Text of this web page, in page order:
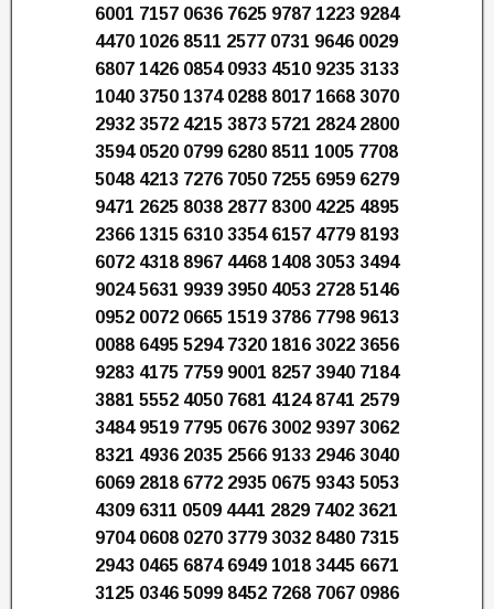
6001 7157 0636 7625 9787 1223 9284
4470 1026 8511 2577 0731 9646 0029
6807 1426 0854 0933 4510 9235 3133
1040 3750 1374 0288 8017 1668 3070
2932 3572 4215 3873 5721 2824 2800
3594 0520 0799 6280 8511 1005 7708
5048 4213 7276 7050 7255 6959 6279
9471 2625 8038 2877 8300 4225 4895
2366 1315 6310 3354 6157 4779 8193
6072 4318 8967 4468 1408 3053 3494
9024 5631 9939 3950 4053 2728 5146
0952 0072 0665 1519 3786 7798 9613
0088 6495 5294 7320 1816 3022 3656
9283 4175 7759 9001 8257 3940 7184
3881 5552 4050 7681 4124 8741 2579
3484 9519 7795 0676 3002 9397 3062
8321 4936 2035 2566 9133 2946 3040
6069 2818 6772 2935 0675 9343 5053
4309 6311 0509 4441 2829 7402 3621
9704 0608 0270 3779 3032 8480 7315
2943 0465 6874 6949 1018 3445 6671
3125 0346 5099 8452 7268 7067 0986